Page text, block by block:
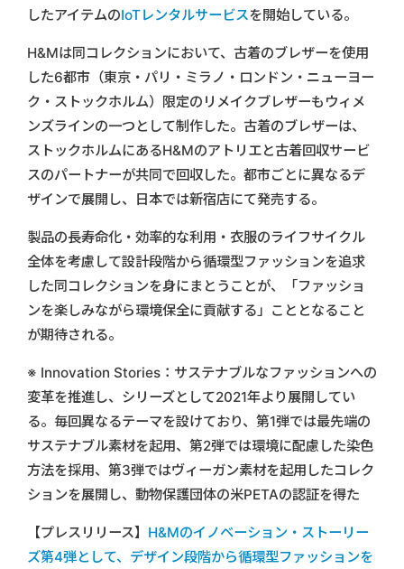
したアイテムのIoTレンタルサービスを開始している。
H&Mは同コレクションにおいて、古着のブレザーを使用
した6都市（東京・パリ・ミラノ・ロンドン・ニューヨー
ク・ストックホルム）限定のリメイクブレザーもウィメ
ンズラインの一つとして制作した。古着のブレザーは、
ストックホルムにあるH&Mのアトリエと古着回収サービ
スのパートナーが共同で回収した。都市ごとに異なるデ
ザインで展開し、日本では新宿店にて発売する。
製品の長寿命化・効率的な利用・衣服のライフサイクル
全体を考慮して設計段階から循環型ファッションを追求
した同コレクションを身にまとうことが、「ファッショ
ンを楽しみながら環境保全に貢献する」こととなること
が期待される。
※ Innovation Stories：サステナブルなファッションへの
変革を推進し、シリーズとして2021年より展開してい
る。毎回異なるテーマを設けており、第1弾では最先端の
サステナブル素材を起用、第2弾では環境に配慮した染色
方法を採用、第3弾ではヴィーガン素材を起用したコレク
ションを展開し、動物保護団体の米PETAの認証を得た
【プレスリリース】 H&Mのイノベーション・ストーリー
ズ第4弾として、デザイン段階から循環型ファッションを